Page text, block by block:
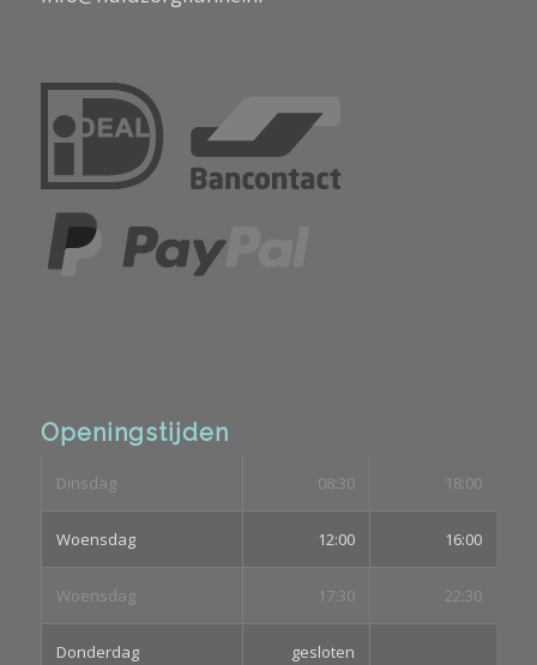
Openingstijden
Dinsdag 08:30 18:00
Woensdag 12:00 16:00
Woensdag 17:30 22:30
Donderdag gesloten